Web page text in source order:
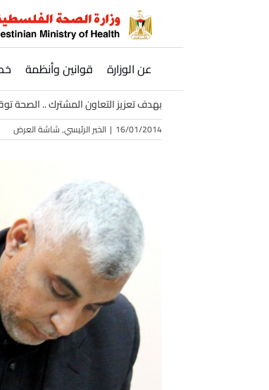
عن الوزارة قوانين وأنظمة
بهدف تعزيز التعاون المشترك .. الصحة
16/01/2014
| الخبر الرئيسي,شاشة العرض